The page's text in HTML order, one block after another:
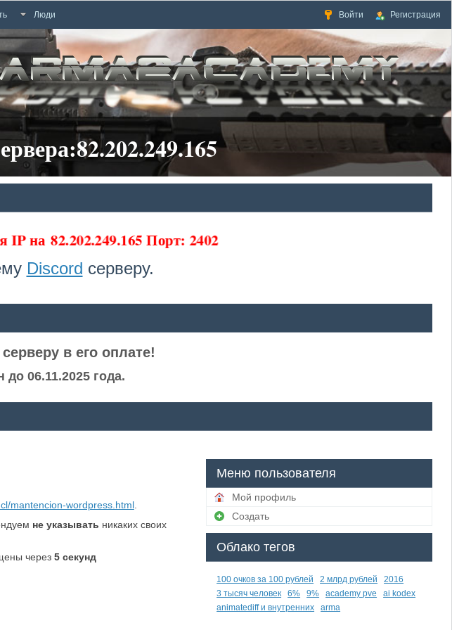
Люди Войти Регистрация
IP на 82.202.249.165 Порт: 2402
Discord серверу.
в его оплате!
06.11.2025 года.
mantencion-wordpress.html.
не указывать никаких своих
через 5секунд
Меню пользователя
Мой профиль
Создать
Облако тегов
100 очков за 100 рублей 2 млрд рублей
2016
3 тысяч человек
6% 9% academy pve
ai kodex
animatediff и внутренних
arma